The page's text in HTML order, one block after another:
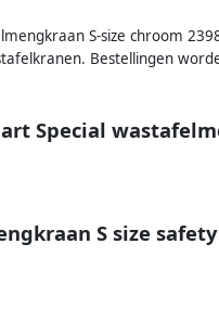
S-size chroom
Bestellingen
Special
S size